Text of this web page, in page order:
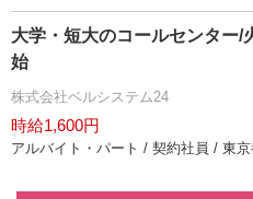
大学・短大のコールセンター/
始
株式会社ベルシステム24
時給1,600円
アルバイト・パート / 契約社員 / 東